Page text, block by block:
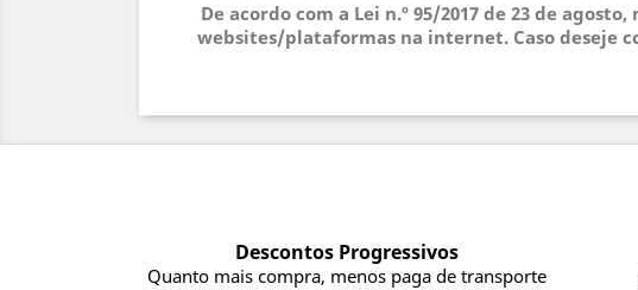
De acordo com a Lei n.º 95/2017 de 23 de
websites/plataformas na internet. Caso deseje
Descontos Progressivos
Quanto mais compra, menos paga de transporte